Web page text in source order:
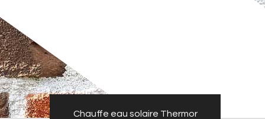
Chauffe eau solaire Thermor